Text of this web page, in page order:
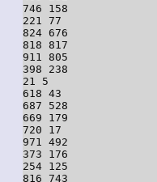
746 158
221 77
824 676
818 817
911 805
398 238
21 5
618 43
687 528
669 179
720 17
971 492
373 176
254 125
816 743